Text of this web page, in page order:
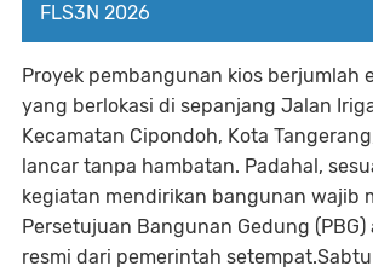
FLS3N 2026
Proyek pembangunan kios berjumlah
yang berlokasi di sepanjang Jalan
Kecamatan Cipondoh, Kota
lancar tanpa hambatan. Padahal,
kegiatan mendirikan bangunan wajib
Persetujuan Bangunan Gedung
resmi dari pemerintah